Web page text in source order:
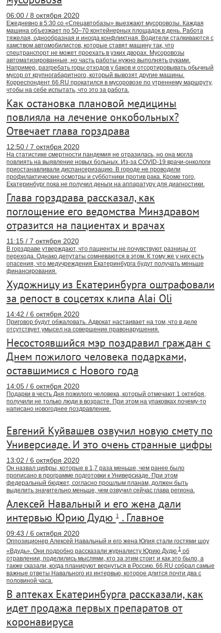
06:00 / 8 октября 2020
Ежедневно в 5:30 со «Спецавтобазы» выезжают мусоровозы. Каждая
машина объезжает по 50–70 контейнерных площадок в день. Работа
тяжелая, однообразная и иногда конфликтная. Водители сталкиваются с
хамством автомобилистов, которые ставят машину так, что
спецтранспорт не может проехать в узких дворах. Мусоровозы
автоматизированные, но часть работы нужно выполнять руками.
Например, разгребать горы отходов у баков и отсортировывать обычный
мусор от крупногабаритного, который вывозят другие машины.
Корреспондент 66.RU прокатился в мусоровозе по утреннему маршруту,
чтобы на себе испытать, что это за работа.
Как остановка плановой медицины
повлияла на лечение онкобольных?
Отвечает глава горздрава
12:50 / 7 октября 2020
На статистике смертности пандемия не отразилась, но она могла
повлиять на выявление новых больных. Из-за COVID-19 врачи-онкологи
приостанавливали диспансеризацию. В городе не проводили
профилактические осмотры и субботники против рака. Кроме того,
Екатеринбург пока не получил деньги на аппаратуру для диагностики.
Глава горздрава рассказал, как
поглощение его ведомства Минздравом
отразится на пациентах и врачах
11:15 / 7 октября 2020
В горздраве утверждают, что пациенты не почувствуют разницы от
перехода. Однако депутаты сомневаются в этом. К тому же у них есть
опасения, что медучреждения Екатеринбурга будут получать меньше
финансирования.
Художницу из Екатеринбурга оштрафовали
за репост в соцсетях клипа Alai Oli
14:42 / 6 октября 2020
Приговор будут обжаловать. Адвокат настаивает на том, что в деле
отсутствует умысел на совершение правонарушения.
Несостоявшийся мэр поздравил граждан с
Днем пожилого человека подарками,
оставшимися с Нового года
14:05 / 6 октября 2020
Подарки в честь Дня пожилого человека, который отмечают 1 октября,
получили не только люди в возрасте. При этом на упаковках почему-то
написано новогоднее поздравление.
Евгений Куйвашев озвучил новую смету по
Универсиаде. И это очень странные цифры
13:02 / 6 октября 2020
Он назвал цифры, которые в 1,7 раза меньше, чем ранее было
прописано в программе подготовки к Универсиаде. При этом
федеральный бюджет, согласно прошлым планам, должен быть
выделить значительно меньше, чем озвучил сейчас глава региона.
Алексей Навальный и его жена дали
интервью Юрию Дудю1. Главное
09:43 / 6 октября 2020
Оппозиционер Алексей Навальный и его жена Юлия стали гостями шоу
«Вдудь». Они подробно рассказали журналисту Юрию Дудю1об
отравлении, поделились мыслями, кто за этим стоит и как это было, а
также сказали, когда планируют вернуться в Россию. 66.RU собрал самые
важные ответы Навального из интервью, которое длится почти два с
половиной часа.
В аптеках Екатеринбурга рассказали, как
идет продажа первых препаратов от
коронавируса